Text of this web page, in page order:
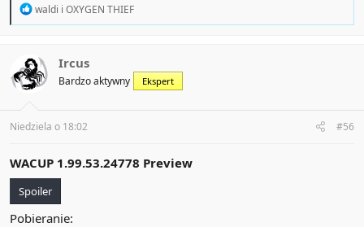
R
t
i
o
s
:
waldi i OXYGEN THIEF
Ircus
Bardzo aktywny Ekspert
Niedziela o 18:02 #56
WACUP 1.99.53.24778 Preview
Spoiler
Pobieranie: